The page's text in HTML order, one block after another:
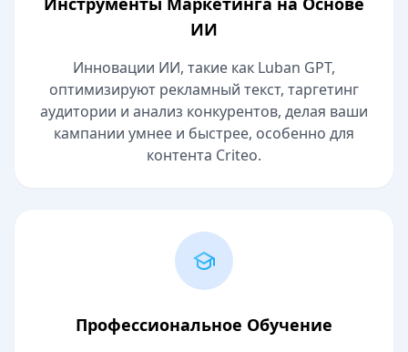
ИИ
Инновации ИИ, такие как Luban GPT,
оптимизируют рекламный текст, таргетинг
аудитории и анализ конкурентов, делая ваши
кампании умнее и быстрее, особенно для
контента Criteo.
Профессиональное Обучение